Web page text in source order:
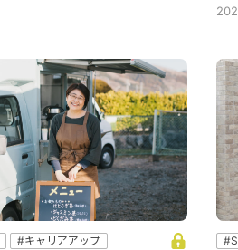
#キャリアアップ